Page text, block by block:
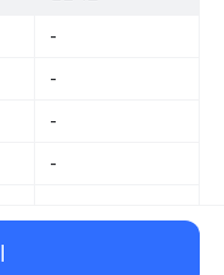
-
-
-
-